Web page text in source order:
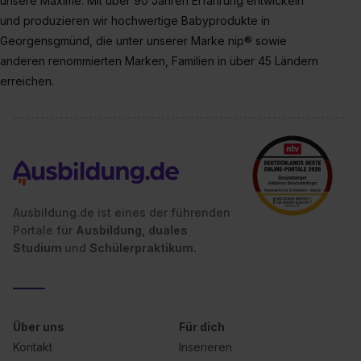
Media und Marketing“ umfasst hierbei die Einwilligung
zur Übermittlung deiner Daten in die USA (Art. 49 Abs. 1
S. 1 lit. a) DS-GVO). Die USA verfügen über kein
angemessenes Datenschutzniveau (EuGH – Schrems
Datenschutzerklärung unter dem Punkt „Datenschutz-
Einstellungen“ widerrufen. Weitere Informationen zu den
einzelnen Cookies findest du durch Klick auf „Details
Datenschutzerklärung
Impressum.
und produzieren wir hochwertige Babyprodukte in
Georgensgmünd, die unter unserer Marke nip® sowie
anderen renommierten Marken, Familien in über 45 Ländern
erreichen.
Ausbildung.de ist eines der führenden
Portale für Ausbildung, duales
Studium und Schülerpraktikum.
Über uns
Kontakt
Für dich
Inserieren